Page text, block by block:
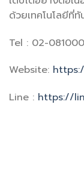
ด้วยเทคโนโลยีที่
Tel : 02-
Website:
Line : https://